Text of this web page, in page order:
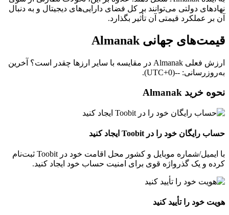
نهادهای دولتی می‌توانند بر کل فضای دارایی‌های دیجیتال و به‌ دنبال
آن بر عملکرد قیمتی آن تأثیر بگذارد.
قیمت‌های جهانی Almanak
ارزش فعلی Almanak در مقایسه با سایر ارزها چقدر است؟ آخرین
به‌روزرسانی: --(UTC+0).
نحوه خرید Almanak
حساب رایگان خود را در Toobit ایجاد کنید
با ایمیل/شماره موبایل و کشور محل اقامت خود در Toobit ثبت‌نام
کرده و یک گذرواژه قوی برای امنیت حساب خود ایجاد کنید.
هویت خود را تأیید کنید